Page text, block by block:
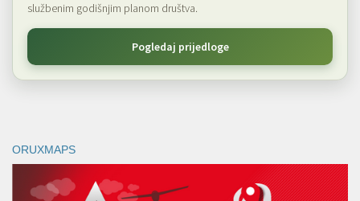
službenim godišnjim planom društva.
Pogledaj prijedloge
ORUXMAPS